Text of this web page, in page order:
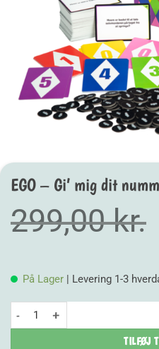
EGO – Gi’ mig dit
299,00kr.
På Lager | Levering 1-3
EGO - Gi' mig dit nummer! antal
TILFØJ